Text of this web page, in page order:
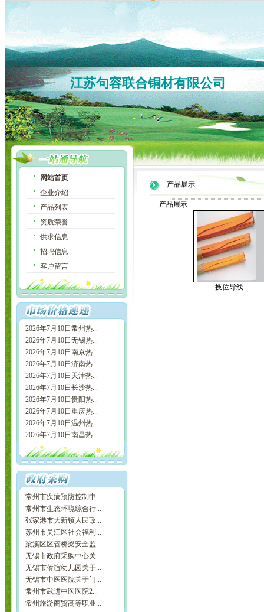
江苏句容联合铜材有限公司
网站首页
企业介绍
产品列表
资质荣誉
供求信息
招聘信息
客户留言
2026年7月10日常州热...
2026年7月10日无锡热...
2026年7月10日南京热...
2026年7月10日济南热...
2026年7月10日天津热...
2026年7月10日长沙热...
2026年7月10日贵阳热...
2026年7月10日重庆热...
2026年7月10日温州热...
2026年7月10日南昌热...
常州市疾病预防控制中...
常州市生态环境综合行...
张家港市大新镇人民政...
苏州市吴江区社会福利...
梁溪区区管桥梁安全监...
无锡市政府采购中心关...
无锡市侨谊幼儿园关于...
无锡市中医医院关于门...
常州市武进中医医院2...
常州旅游商贸高等职业...
产品展示
产品展示
换位导线